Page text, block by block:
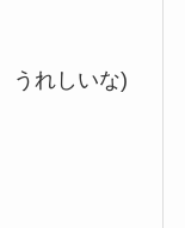
うれしいな)